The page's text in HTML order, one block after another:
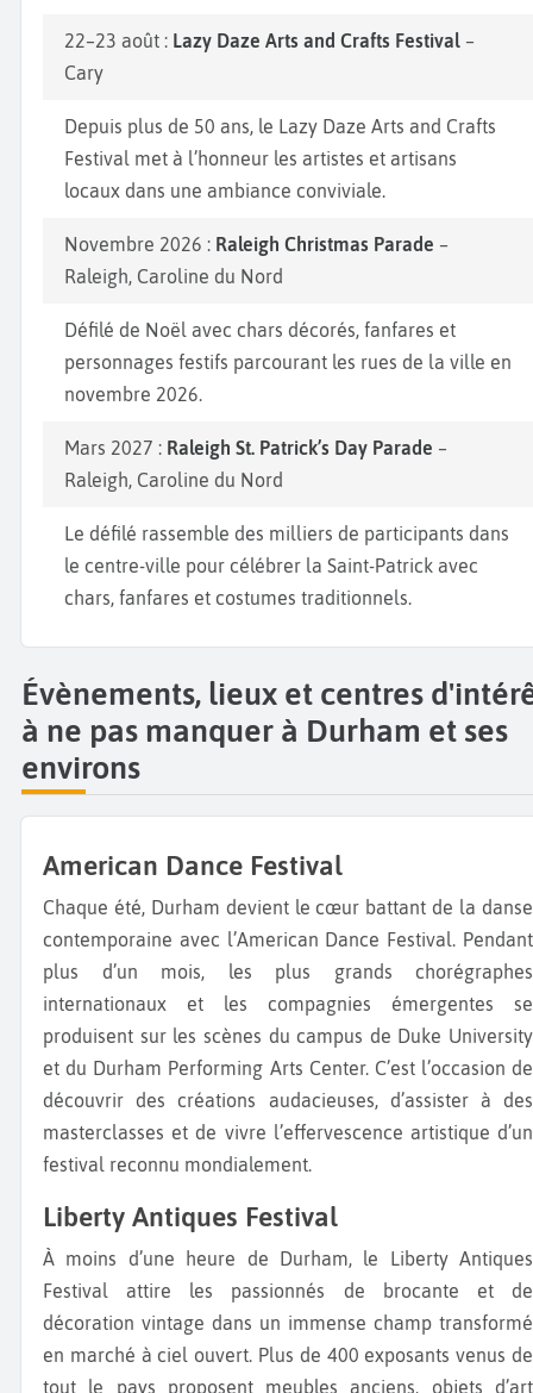
22–23 août : Lazy Daze Arts and Crafts Festival –
Cary
Depuis plus de 50 ans, le Lazy Daze Arts and Crafts
Festival met à l’honneur les artistes et artisans
locaux dans une ambiance conviviale.
Novembre 2026 : Raleigh Christmas Parade –
Raleigh, Caroline du Nord
Défilé de Noël avec chars décorés, fanfares et
personnages festifs parcourant les rues de la ville en
novembre 2026.
Mars 2027 : Raleigh St. Patrick’s Day Parade –
Raleigh, Caroline du Nord
Le défilé rassemble des milliers de participants dans
le centre-ville pour célébrer la Saint-Patrick avec
chars, fanfares et costumes traditionnels.
Évènements, lieux et centres
à ne pas manquer à Durham et ses
environs
American Dance Festival
Chaque été, Durham devient le cœur battant de la danse
contemporaine avec l’American Dance Festival. Pendant
plus d’un mois, les plus grands chorégraphes
internationaux et les compagnies émergentes se
produisent sur les scènes du campus de Duke University
et du Durham Performing Arts Center. C’est l’occasion de
découvrir des créations audacieuses, d’assister à des
masterclasses et de vivre l’effervescence artistique d’un
festival reconnu mondialement.
Liberty Antiques Festival
À moins d’une heure de Durham, le Liberty Antiques
Festival attire les passionnés de brocante et de
décoration vintage dans un immense champ transformé
en marché à ciel ouvert. Plus de 400 exposants venus de
tout le pays proposent meubles anciens, objets d’art